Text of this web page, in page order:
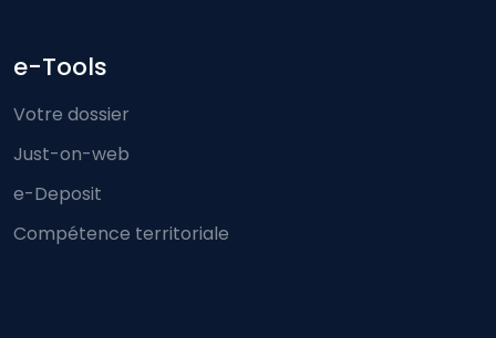
e-Tools
Votre dossier
Just-on-web
e-Deposit
Compétence territoriale